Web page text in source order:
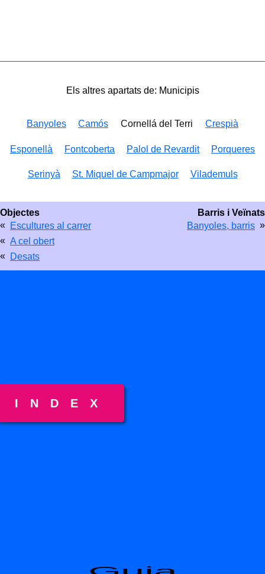
Els altres apartats de: Municipis
Banyoles Camós Cornellá del Terri Crespià
Esponellà Fontcoberta Palol de Revardit Porqueres
Serinyà St. Miquel de Campmajor Vilademuls
Barris i Veïnats
Banyoles, barris »
Objectes
« Escultures al carrer
« A cel obert
« Desats
INDEX